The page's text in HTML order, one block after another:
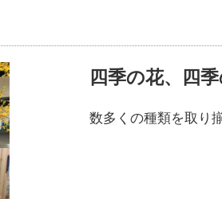
四季の花、四
数多くの種類を取り